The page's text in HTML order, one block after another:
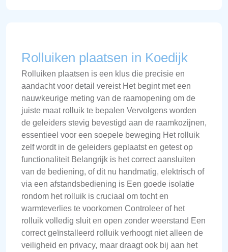
Rolluiken plaatsen in Koedijk
Rolluiken plaatsen is een klus die precisie en
aandacht voor detail vereist Het begint met een
nauwkeurige meting van de raamopening om de
juiste maat rolluik te bepalen Vervolgens worden
de geleiders stevig bevestigd aan de raamkozijnen,
essentieel voor een soepele beweging Het rolluik
zelf wordt in de geleiders geplaatst en getest op
functionaliteit Belangrijk is het correct aansluiten
van de bediening, of dit nu handmatig, elektrisch of
via een afstandsbediening is Een goede isolatie
rondom het rolluik is cruciaal om tocht en
warmteverlies te voorkomen Controleer of het
rolluik volledig sluit en open zonder weerstand Een
correct geïnstalleerd rolluik verhoogt niet alleen de
veiligheid en privacy, maar draagt ook bij aan het